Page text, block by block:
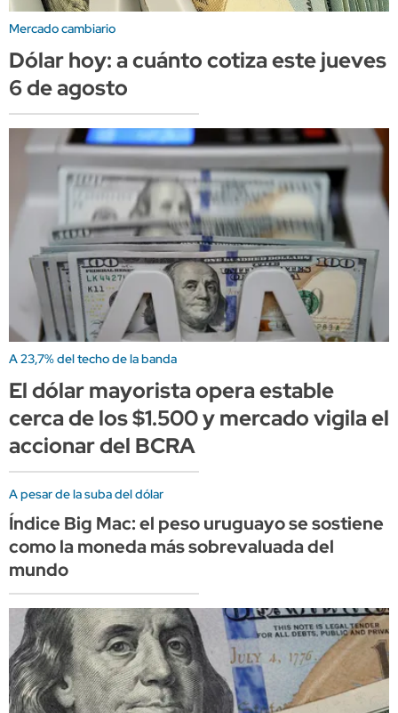
Mercado cambiario
Dólar hoy: a cuánto cotiza este jueves
6 de agosto
A 23,7% del techo de la banda
El dólar mayorista opera estable
cerca de los $1.500 y mercado vigila el
accionar del BCRA
A pesar de la suba del dólar
Índice Big Mac: el peso uruguayo se sostiene
como la moneda más sobrevaluada del
mundo